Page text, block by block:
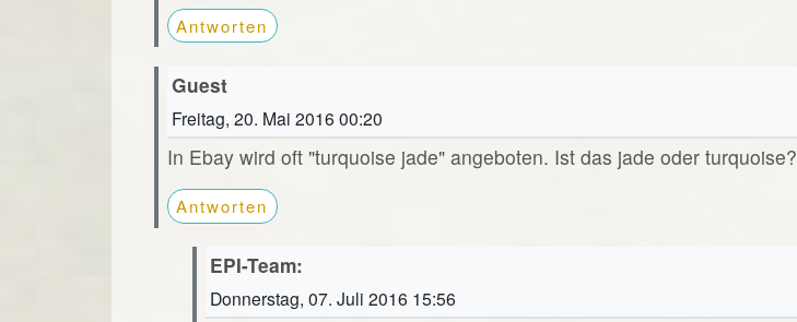
Antworten
Guest
Freitag, 20. Mai 2016 00:20
In Ebay wird oft "turquoise jade" angeboten. Ist das jade oder turquoise?
Antworten
EPI-Team:
Donnerstag, 07. Juli 2016 15:56